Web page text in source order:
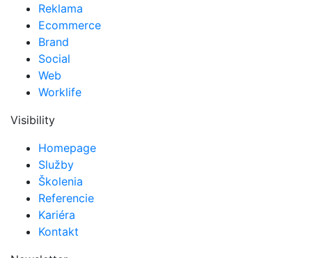
Reklama
Ecommerce
Brand
Social
Web
Worklife
Visibility
Homepage
Služby
Školenia
Referencie
Kariéra
Kontakt